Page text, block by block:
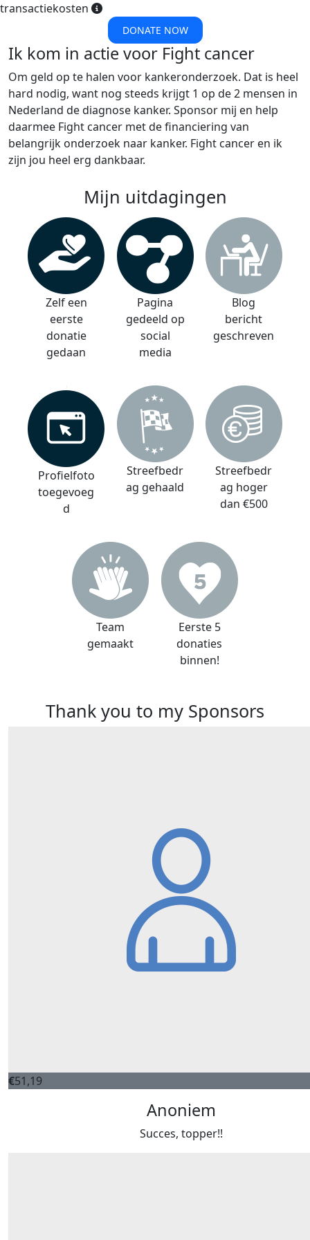
transactiekosten
DONATE NOW
Ik kom in actie voor Fight cancer
Om geld op te halen voor kankeronderzoek. Dat is heel
hard nodig, want nog steeds krijgt 1 op de 2 mensen in
Nederland de diagnose kanker. Sponsor mij en help
daarmee Fight cancer met de financiering van
belangrijk onderzoek naar kanker. Fight cancer en ik
zijn jou heel erg dankbaar.
Mijn uitdagingen
Zelf een
eerste
donatie
gedaan
Pagina
gedeeld op
social
media
Blog
bericht
geschreven
Profielfoto
toegevoeg
d
Streefbedr
ag gehaald
Streefbedr
ag hoger
dan €500
Team
gemaakt
Eerste 5
donaties
binnen!
Thank you to my Sponsors
€51,19
Anoniem
Succes, topper!!